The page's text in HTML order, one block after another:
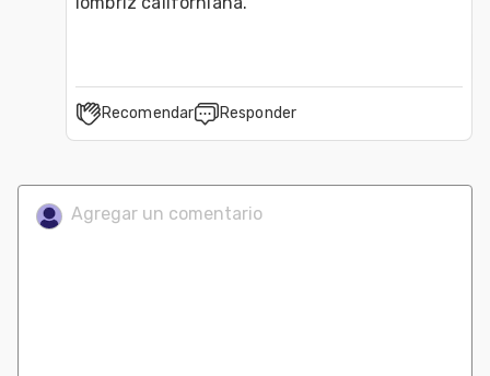
Recomendar Responder